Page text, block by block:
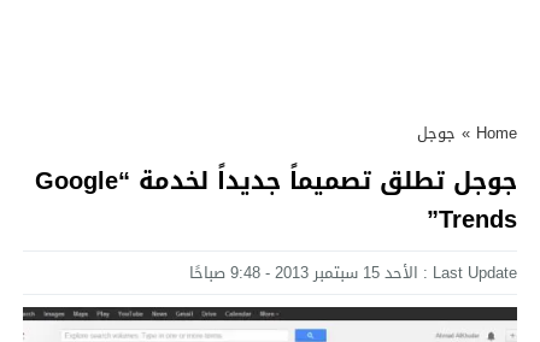
Home
» جوجل
جوجل تطلق تصميماً جديداً لخدمة “Google
Trends”
Last Update : الأحد 15 سبتمبر 2013 - 9:48 صباحًا